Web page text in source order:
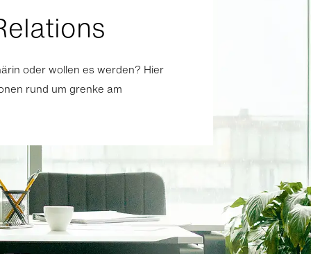
oder wollen es werden? Hier
rund um grenke am